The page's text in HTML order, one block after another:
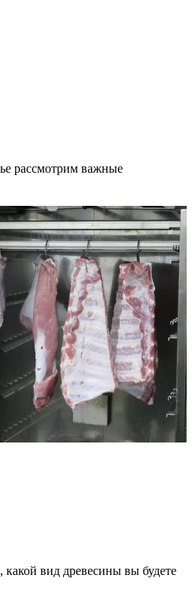
рассмотрим важные
вид древесины вы будете